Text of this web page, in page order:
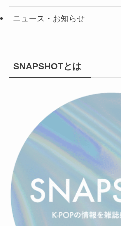
ニュース・お知らせ
SNAPSHOTとは